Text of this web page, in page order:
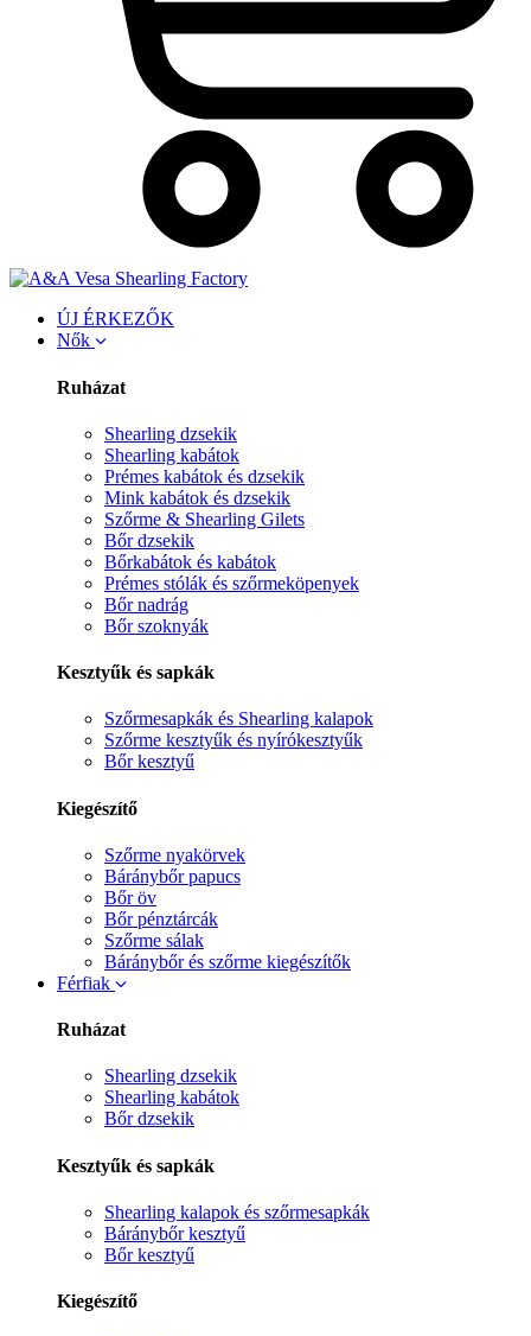
ÚJ ÉRKEZŐK
Nők
Ruházat
Shearling dzsekik
Shearling kabátok
Prémes kabátok és dzsekik
Mink kabátok és dzsekik
Szőrme & Shearling Gilets
Bőr dzsekik
Bőrkabátok és kabátok
Prémes stólák és szőrmeköpenyek
Bőr nadrág
Bőr szoknyák
Kesztyűk és sapkák
Szőrmesapkák és Shearling kalapok
Szőrme kesztyűk és nyírókesztyűk
Bőr kesztyű
Kiegészítő
Szőrme nyakörvek
Báránybőr papucs
Bőr öv
Bőr pénztárcák
Szőrme sálak
Báránybőr és szőrme kiegészítők
Férfiak
Ruházat
Shearling dzsekik
Shearling kabátok
Bőr dzsekik
Kesztyűk és sapkák
Shearling kalapok és szőrmesapkák
Báránybőr kesztyű
Bőr kesztyű
Kiegészítő